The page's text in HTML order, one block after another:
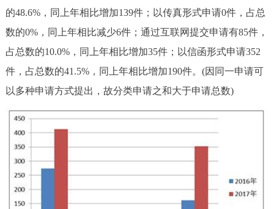
的48.6%，同上年相比增加139件；以传真形式申请0件，占总
数的0%，同上年相比减少6件；通过互联网提交申请有85件，
占总数的10.0%，同上年相比增加35件；以信函形式申请352
件，占总数的41.5%，同上年相比增加190件。(因同一申请可
以多种申请方式提出，故分类申请之和大于申请总数)